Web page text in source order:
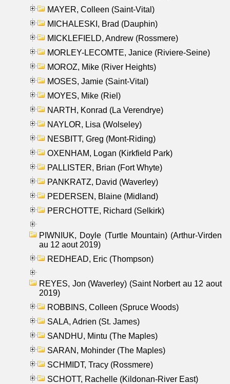
MAYER, Colleen (Saint-Vital)
MICHALESKI, Brad (Dauphin)
MICKLEFIELD, Andrew (Rossmere)
MORLEY-LECOMTE, Janice (Riviere-Seine)
MOROZ, Mike (River Heights)
MOSES, Jamie (Saint-Vital)
MOYES, Mike (Riel)
NARTH, Konrad (La Verendrye)
NAYLOR, Lisa (Wolseley)
NESBITT, Greg (Mont-Riding)
OXENHAM, Logan (Kirkfield Park)
PALLISTER, Brian (Fort Whyte)
PANKRATZ, David (Waverley)
PEDERSEN, Blaine (Midland)
PERCHOTTE, Richard (Selkirk)
PIWNIUK, Doyle (Turtle Mountain) (Arthur-Virden
au 12 aout 2019)
REDHEAD, Eric (Thompson)
REYES, Jon (Waverley) (Saint Norbert au 12 aout
2019)
ROBBINS, Colleen (Spruce Woods)
SALA, Adrien (St. James)
SANDHU, Mintu (The Maples)
SARAN, Mohinder (The Maples)
SCHMIDT, Tracy (Rossmere)
SCHOTT, Rachelle (Kildonan-River East)